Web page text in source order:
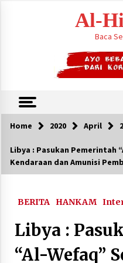
Al-
Baca
Trending
Houthi
KTT
Pakistan
Home 2020 April
Libya : Pasukan Pemerintah
Kendaraan dan Amunisi
BERITA HANKAM
Libya :
“Al-Wefaq”